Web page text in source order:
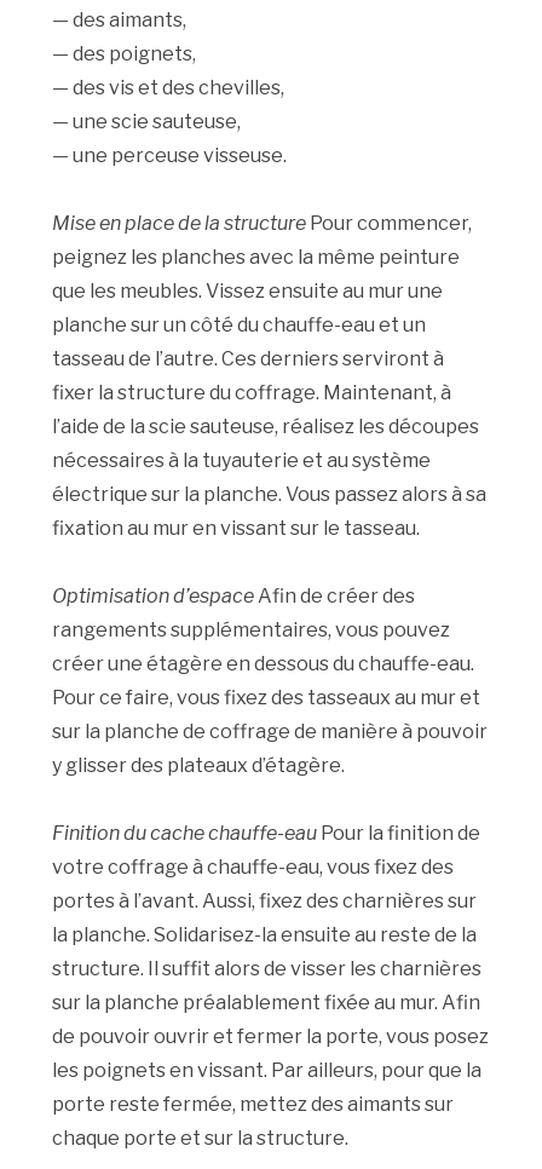
— des aimants,
— des poignets,
— des vis et des chevilles,
— une scie sauteuse,
— une perceuse visseuse.
Mise en place de la structure Pour commencer,
peignez les planches avec la même peinture
que les meubles. Vissez ensuite au mur une
planche sur un côté du chauffe-eau et un
tasseau de l’autre. Ces derniers serviront à
fixer la structure du coffrage. Maintenant, à
l’aide de la scie sauteuse, réalisez les découpes
nécessaires à la tuyauterie et au système
électrique sur la planche. Vous passez alors à sa
fixation au mur en vissant sur le tasseau.
Optimisation d’espaceAfin de créer des
rangements supplémentaires, vous pouvez
créer une étagère en dessous du chauffe-eau.
Pour ce faire, vous fixez des tasseaux au mur et
sur la planche de coffrage de manière à pouvoir
y glisser des plateaux d’étagère.
Finition du cache chauffe-eau Pour la finition de
votre coffrage à chauffe-eau, vous fixez des
portes à l’avant. Aussi, fixez des charnières sur
la planche. Solidarisez-la ensuite au reste de la
structure. Il suffit alors de visser les charnières
sur la planche préalablement fixée au mur. Afin
de pouvoir ouvrir et fermer la porte, vous posez
les poignets en vissant. Par ailleurs, pour que la
porte reste fermée, mettez des aimants sur
chaque porte et sur la structure.